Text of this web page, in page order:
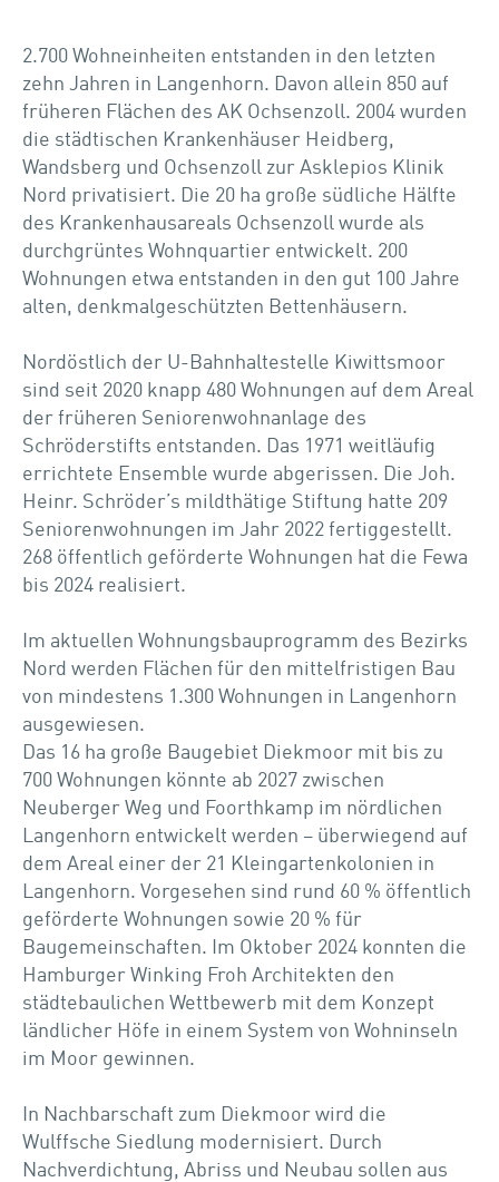
2.700 Wohneinheiten entstanden in den letzten
zehn Jahren in Langenhorn. Davon allein 850 auf
früheren Flächen des AK Ochsenzoll. 2004 wurden
die städtischen Krankenhäuser Heidberg,
Wandsberg und Ochsenzoll zur Asklepios Klinik
Nord privatisiert. Die 20 ha große südliche Hälfte
des Krankenhausareals Ochsenzoll wurde als
durchgrüntes Wohnquartier entwickelt. 200
Wohnungen etwa entstanden in den gut 100 Jahre
alten, denkmalgeschützten Bettenhäusern.
Nordöstlich der U-Bahnhaltestelle Kiwittsmoor
sind seit 2020 knapp 480 Wohnungen auf dem Areal
der früheren Seniorenwohnanlage des
Schröderstifts entstanden. Das 1971 weitläufig
errichtete Ensemble wurde abgerissen. Die Joh.
Heinr. Schröder’s mildthätige Stiftung hatte 209
Seniorenwohnungen im Jahr 2022 fertiggestellt.
268 öffentlich geförderte Wohnungen hat die Fewa
bis 2024 realisiert.
Im aktuellen Wohnungsbauprogramm des Bezirks
Nord werden Flächen für den mittelfristigen Bau
von mindestens 1.300 Wohnungen in Langenhorn
ausgewiesen.
Das 16 ha große Baugebiet Diekmoor mit bis zu
700 Wohnungen könnte ab 2027 zwischen
Neuberger Weg und Foorthkamp im nördlichen
Langenhorn entwickelt werden – überwiegend auf
dem Areal einer der 21 Kleingartenkolonien in
Langenhorn. Vorgesehen sind rund 60 % öffentlich
geförderte Wohnungen sowie 20 % für
Baugemeinschaften. Im Oktober 2024 konnten die
Hamburger Winking Froh Architekten den
städtebaulichen Wettbewerb mit dem Konzept
ländlicher Höfe in einem System von Wohninseln
im Moor gewinnen.
In Nachbarschaft zum Diekmoor wird die
Wulffsche Siedlung modernisiert. Durch
Nachverdichtung, Abriss und Neubau sollen aus